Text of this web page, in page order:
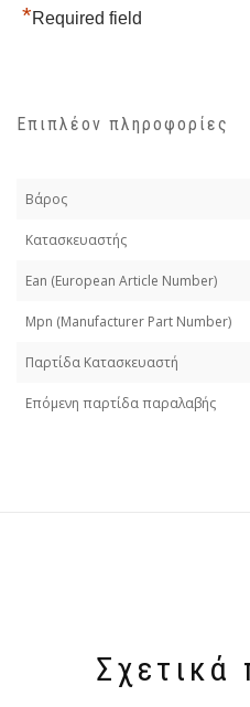
*Required field
Επιπλέον πληροφορίες
Βάρος
Κατασκευαστής
Εan (European Article Number)
Mpn (Manufacturer Part Number)
Παρτίδα Κατασκευαστή
Επόμενη παρτίδα παραλαβής
Σχετικά